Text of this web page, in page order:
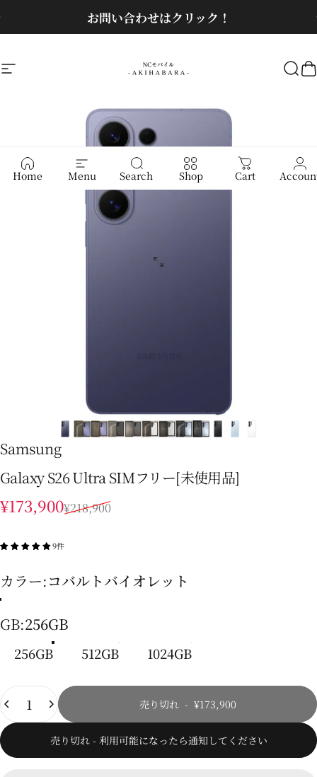
コンテンツへスキップお問い合わせはクリック！スライドショーを一時停止
サイトナビゲーションNCモバイル 検
Home Menu Search Shop Cart
Samsung
Galaxy S26 Ultra SIMフリー[未使用品]
販売価格
¥173,900
通常価格¥218,900
9件
カラー
カラー:コバルトバイオレット
GB
GB:256GB
256GB 512GB 1024GB
売り切れ- ¥173,900
売り切れ - 利用可能になったら通知してください